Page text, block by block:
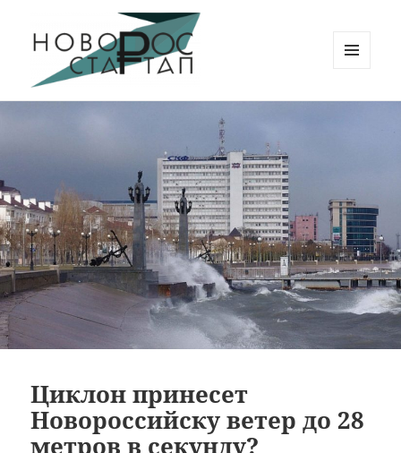
Новорос Стартап
ВИДЖЕТЫ
Циклон принесет
Новороссийску ветер до 28
метров в секунду?